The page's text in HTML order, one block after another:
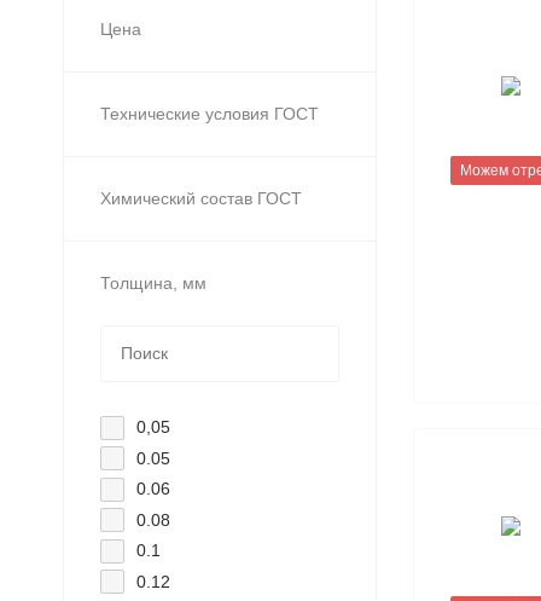
Цена
Технические условия ГОСТ
Химический состав ГОСТ
Толщина, мм
0,05
0.05
0.06
0.08
0.1
0.12
Можем